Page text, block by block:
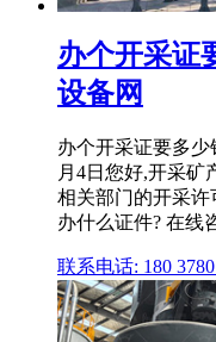
办个开采证
设备网
办个开采证要多
月4日您好,开采矿
相关部门的开采
办什么证件? 在线
联系电话: 180 3780